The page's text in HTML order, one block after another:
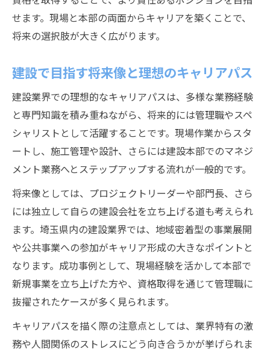
ス
せます。現場と本部の両面からキャリアを築くことで、
将来の選択肢が大きく広がります。
建設で目指す将来像と理想のキャリアパス
建設業界での理想的なキャリアパスは、多様な業務経験
と専門知識を積み重ねながら、将来的には管理職やスペ
シャリストとして活躍することです。現場作業からスタ
ートし、施工管理や設計、さらには建設本部でのマネジ
メント業務へとステップアップする流れが一般的です。
将来像としては、プロジェクトリーダーや部門長、さら
には独立して自らの建設会社を立ち上げる道も考えられ
ます。埼玉県内の建設業界では、地域密着型の事業展開
や公共事業への参加がキャリア形成の大きなポイントと
なります。成功事例として、現場経験を活かして本部で
新規事業を立ち上げた方や、資格取得を通じて管理職に
抜擢されたケースが多く見られます。
キャリアパスを描く際の注意点としては、業界特有の激
務や人間関係のストレスにどう向き合うかが挙げられま